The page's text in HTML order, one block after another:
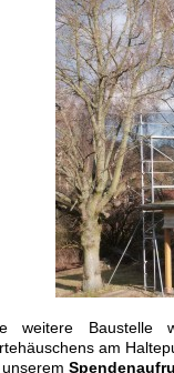
weitere Baustelle
am